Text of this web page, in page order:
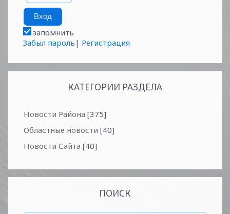
запомнить
Забыл пароль | Регистрация
КАТЕГОРИИ РАЗДЕЛА
Новости Района [375]
Областные новости [40]
Новости Сайта [40]
ПОИСК